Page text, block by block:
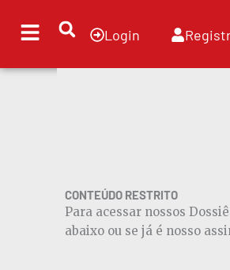
para
conteúdo
Login
CONTEÚDO RESTRITO
Para acessar nossos
abaixo ou se já é nosso